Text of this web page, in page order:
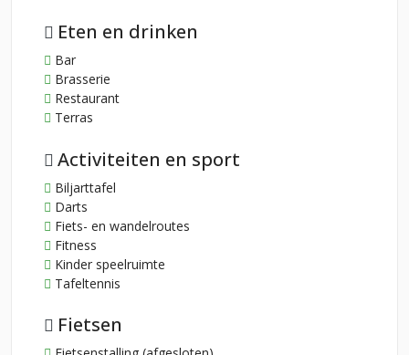
Eten en drinken
Bar
Brasserie
Restaurant
Terras
Activiteiten en sport
Biljarttafel
Darts
Fiets- en wandelroutes
Fitness
Kinder speelruimte
Tafeltennis
Fietsen